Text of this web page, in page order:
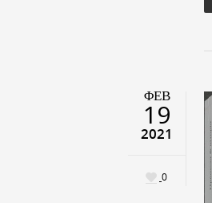
ΦΕΒ
19
2021
0